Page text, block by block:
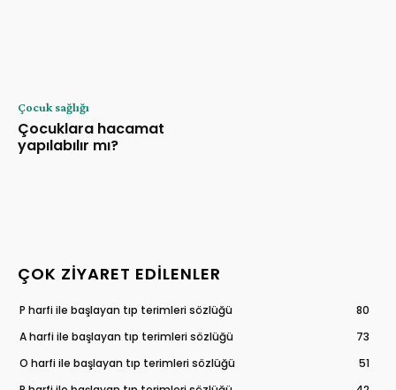
Çocuk sağlığı
Çocuklara hacamat
yapılabılır mı?
ÇOK ZIYARET EDILENLER
P harfi ile başlayan tıp terimleri sözlüğü
80
A harfi ile başlayan tıp terimleri sözlüğü
73
O harfi ile başlayan tıp terimleri sözlüğü
51